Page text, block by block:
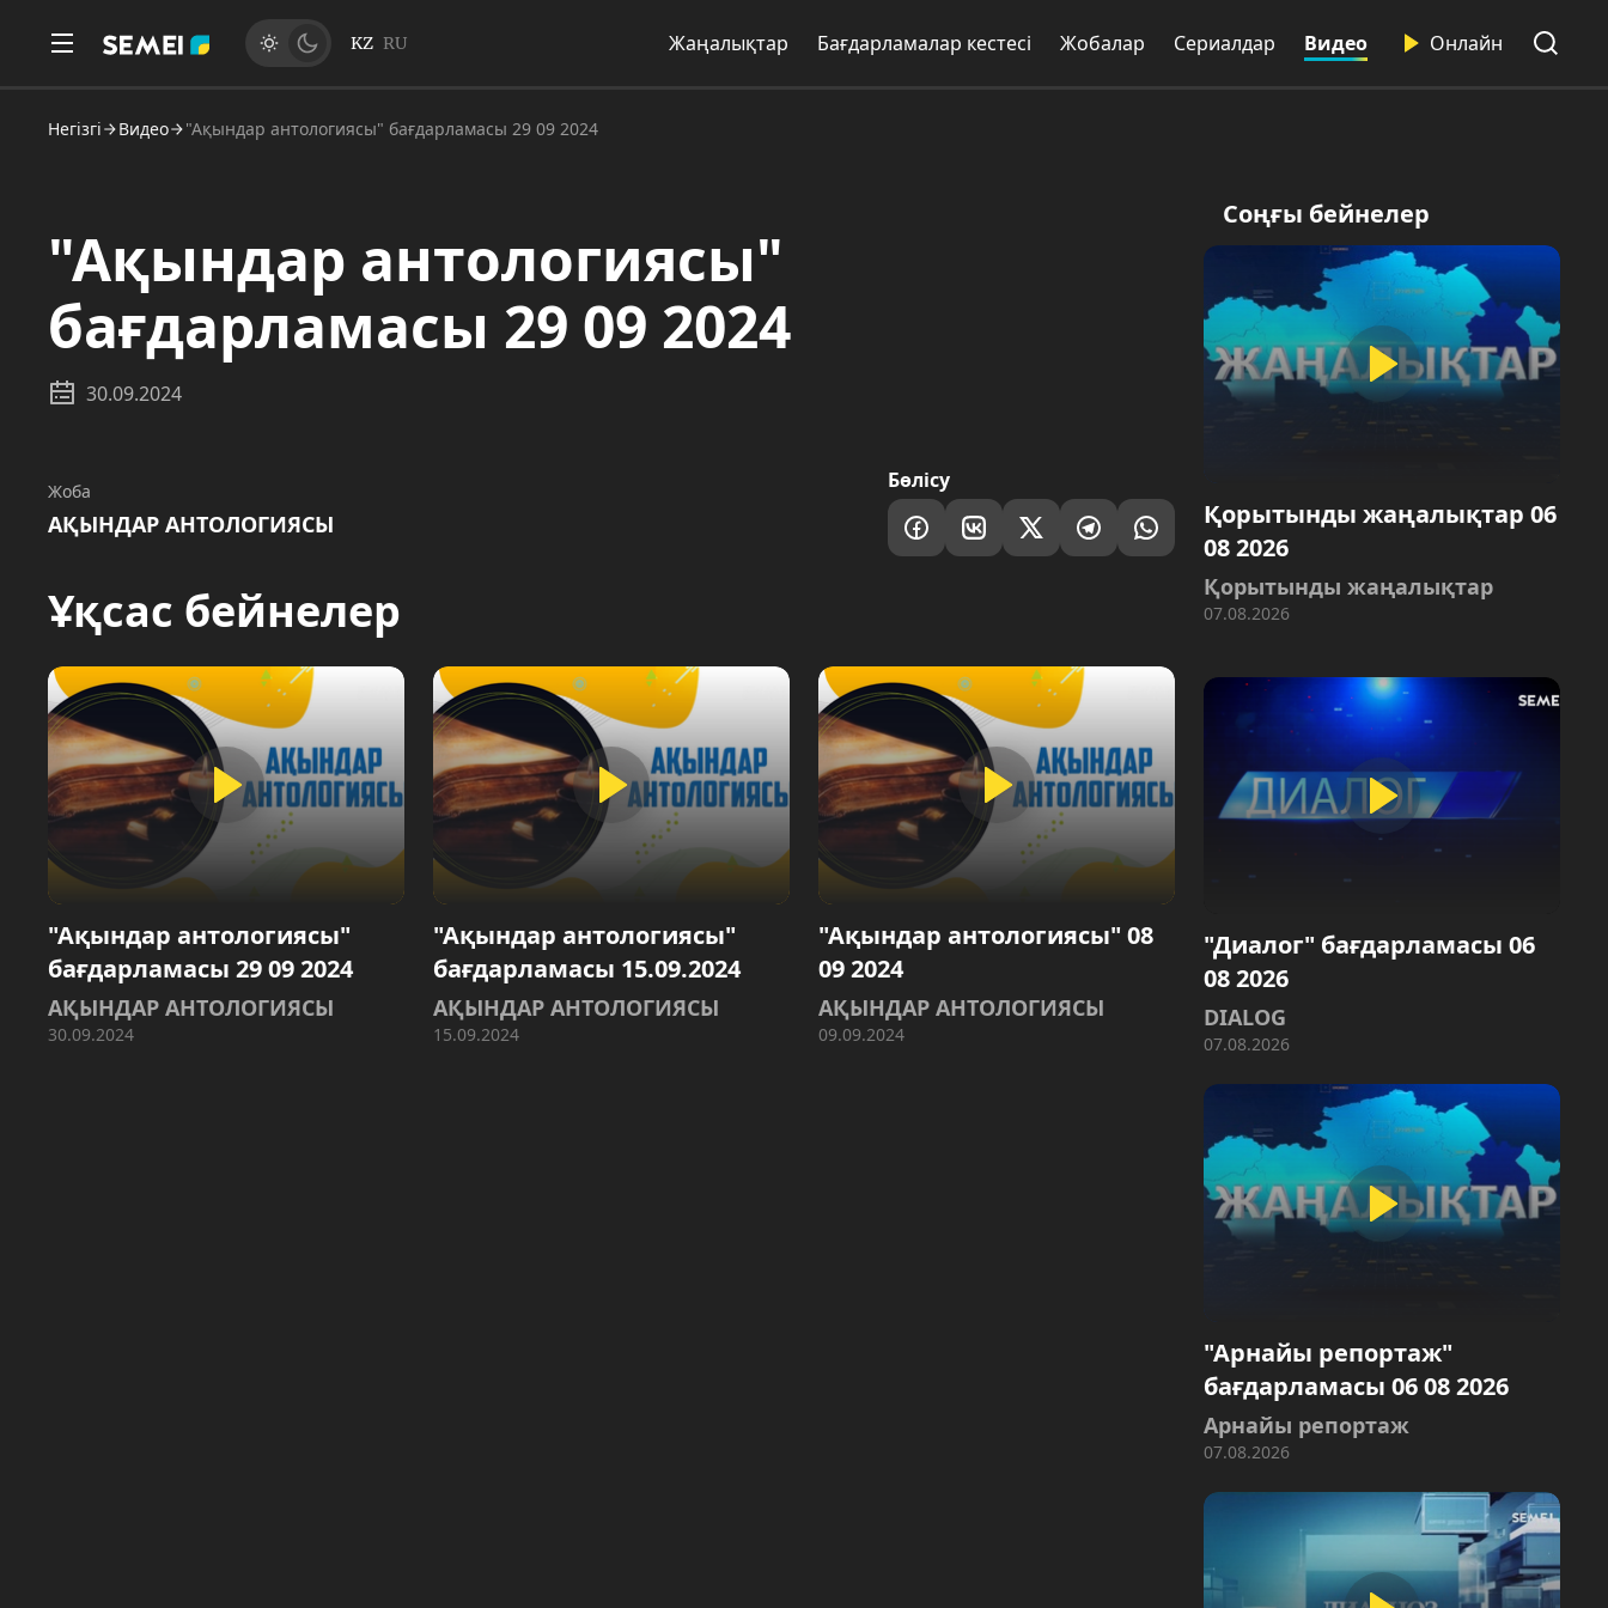
KZ RU Жаңалықтар Бағдарламалар кестесі Жобалар Сериалдар Видео Онлайн
Негізгі Видео "Ақындар антологиясы" бағдарламасы 29 09 2024
"Ақындар антологиясы"
бағдарламасы 29 09 2024
30.09.2024
Жоба
АҚЫНДАР АНТОЛОГИЯСЫ
Бөлісу
Ұқсас бейнелер
"Ақындар антологиясы"
бағдарламасы 29 09 2024
АҚЫНДАР АНТОЛОГИЯСЫ
30.09.2024
"Ақындар антологиясы"
бағдарламасы 15.09.2024
АҚЫНДАР АНТОЛОГИЯСЫ
15.09.2024
"Ақындар антологиясы" 08
09 2024
АҚЫНДАР АНТОЛОГИЯСЫ
09.09.2024
Соңғы бейнелер
Қорытынды жаңалықтар 06
08 2026
Қорытынды жаңалықтар
07.08.2026
"Диалог" бағдарламасы 06
08 2026
DIALOG
07.08.2026
"Арнайы репортаж"
бағдарламасы 06 08 2026
Арнайы репортаж
07.08.2026